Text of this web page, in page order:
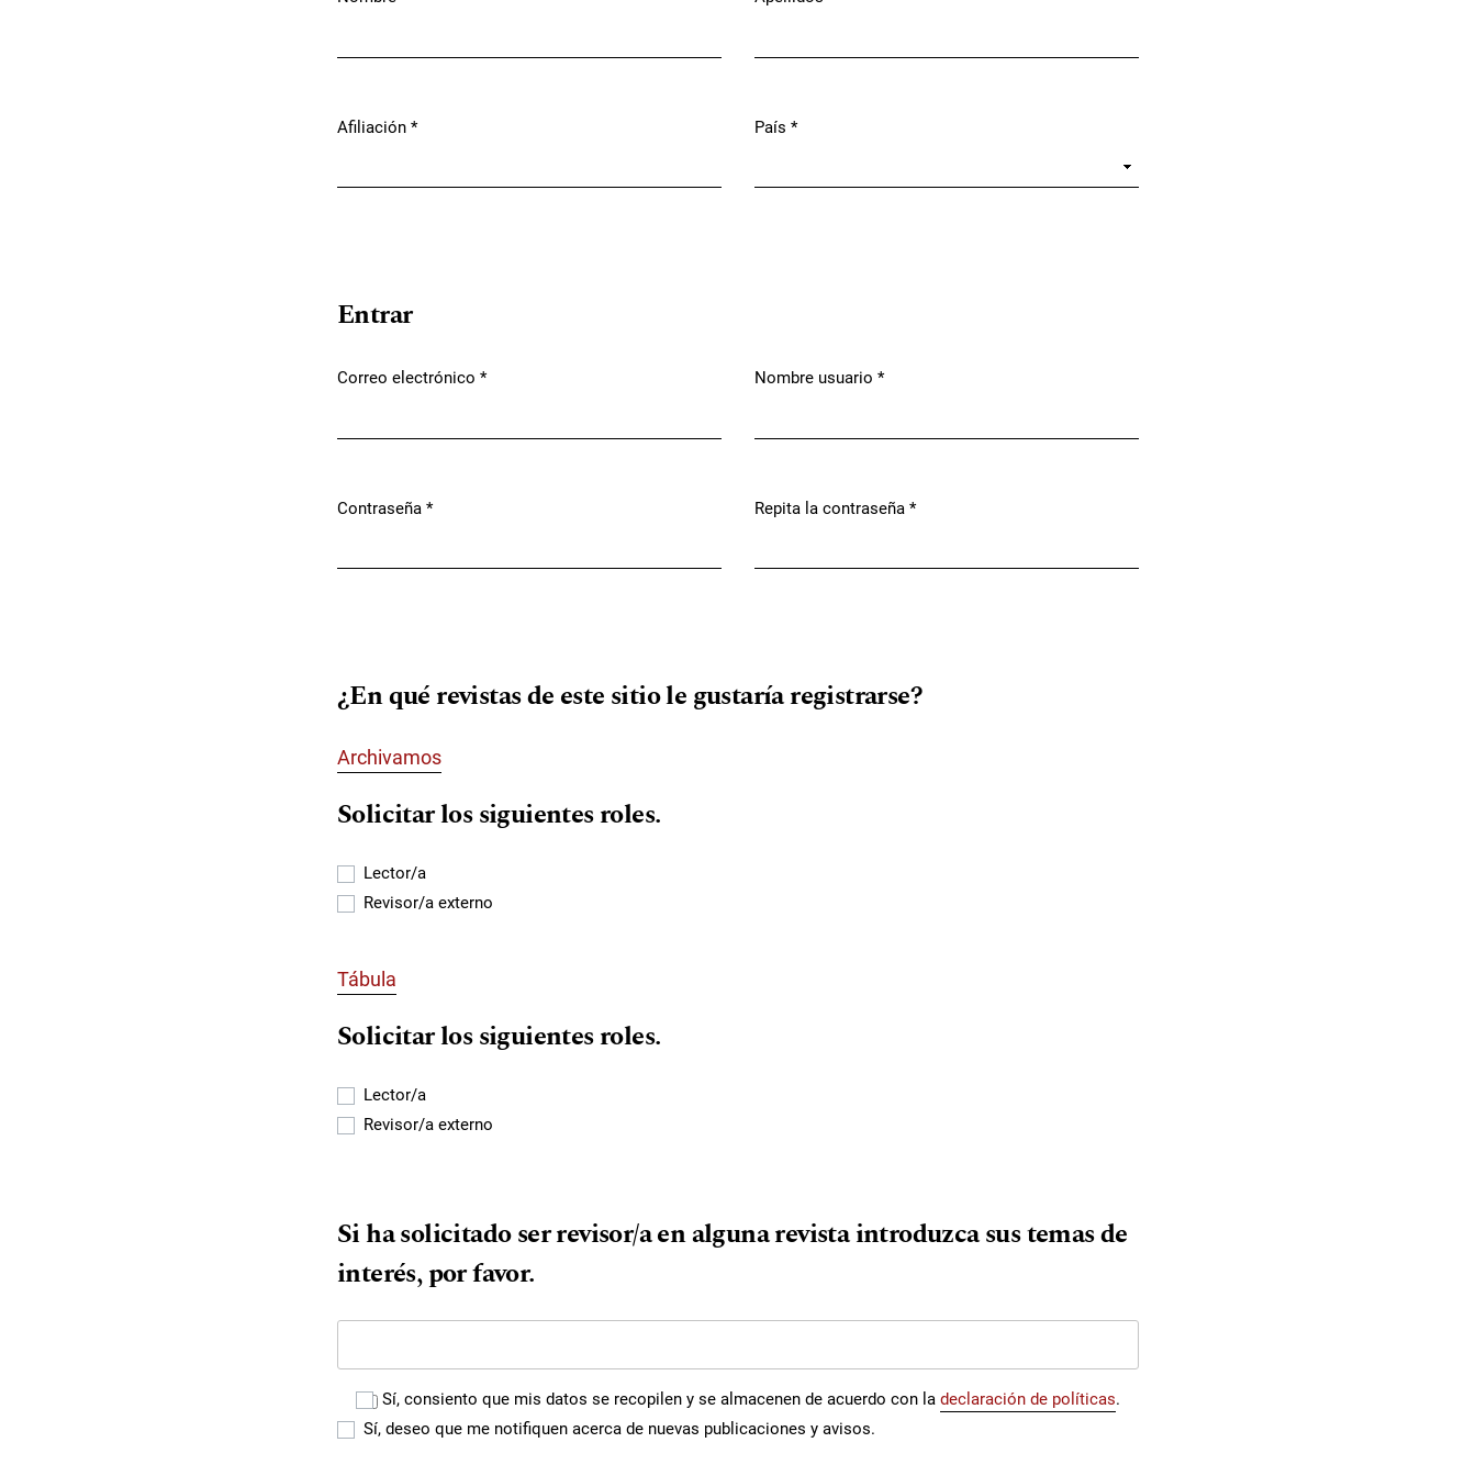
Afiliación *
País *
Entrar
Correo electrónico *
Nombre usuario *
Contraseña *
Repita la contraseña *
¿En qué revistas de este sitio le gustaría registrarse?
Archivamos
Solicitar los siguientes roles.
Lector/a
Revisor/a externo
Tábula
Solicitar los siguientes roles.
Lector/a
Revisor/a externo
Si ha solicitado ser revisor/a en alguna revista introduzca sus temas de
interés, por favor.
Sí, consiento que mis datos se recopilen y se almacenen de acuerdo con la declaración de políticas.
Sí, deseo que me notifiquen acerca de nuevas publicaciones y avisos.